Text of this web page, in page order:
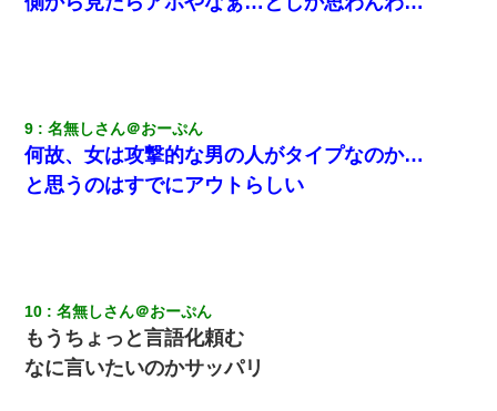
同じマンションに住んでる女性が鍵をわかりやすいところに隠し
【衝撃】ある工場に配属すると、女の人がみんな退職してしま
う。会社「仕事がハードだし田舎で娯楽も少ないからキツイの
か…」→ 実際は違った
新卒の女性社員に1年半ストーカーされていた。俺「マジで怖い」
上司「話をしてみる」→女性社員「実は10数年前に…」
9 名無しさん＠おーぷん
何故、女は攻撃的な男の人がタイプなのか…
と思うのはすでにアウトらしい
10 名無しさん＠おーぷん
もうちょっと言語化頼む
なに言いたいのかサッパリ